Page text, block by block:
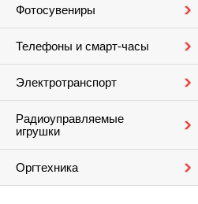
Фотосувениры
Телефоны и смарт-часы
Электротранспорт
Радиоуправляемые
игрушки
Оргтехника